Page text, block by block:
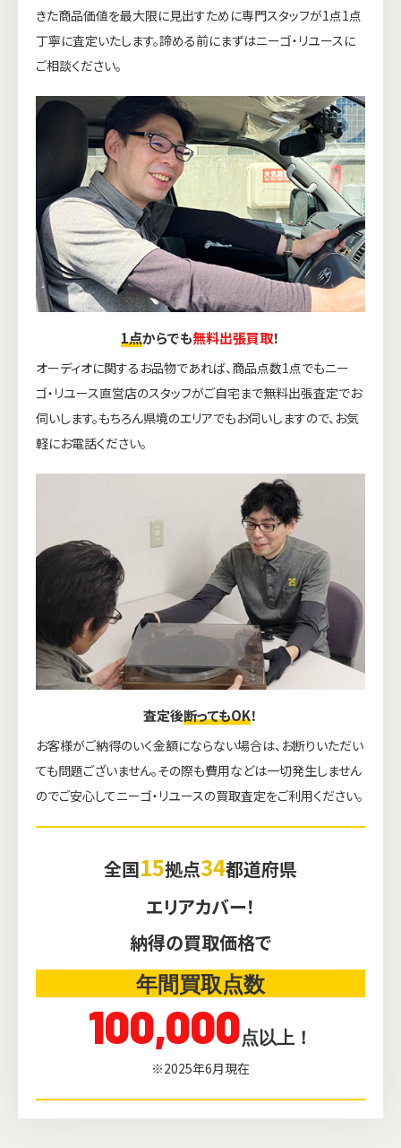
きた商品価値を最大限に見出すために専門スタッフが1点1点
丁寧に査定いたします。諦める前にまずはニーゴ・リユースに
ご相談ください。
1点からでも無料出張買取！
オーディオに関するお品物であれば、商品点数1点でもニー
ゴ・リユース直営店のスタッフがご自宅まで無料出張査定でお
伺いします。もちろん県境のエリアでもお伺いしますので、お気
軽にお電話ください。
査定後断ってもOK！
お客様がご納得のいく金額にならない場合は、お断りいただい
ても問題ございません。その際も費用などは一切発生しません
のでご安心してニーゴ・リユースの買取査定をご利用ください。
全国15拠点34都道府県
エリアカバー！
納得の買取価格で
年間買取点数
100,000点以上！
※2025年6月現在